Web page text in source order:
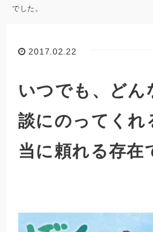
でした。
2017.02.22
いつでも、どん
談にのってくれ
当に頼れる存在